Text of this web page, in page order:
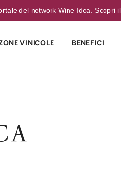
del network Wine Idea. Scopri
VINICOLE BENEFICI